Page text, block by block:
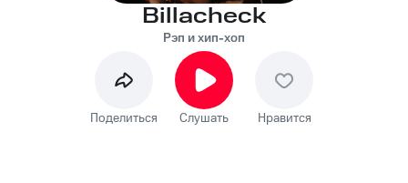
Billacheck
Рэп и хип-хоп
Поделиться Слушать Нравится